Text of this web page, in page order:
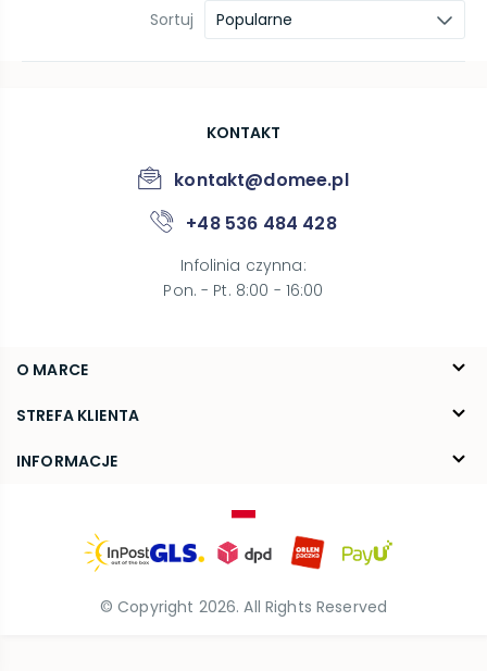
Sortuj Popularne
O MARCE
O nas
Blog
STREFA KLIENTA
FAQ
Reklamacje i zwroty
INFORMACJE
Polityka prywatności
KONTAKT
kontakt@domee.pl
+48 536 484 428
Infolinia czynna:
Pon. - Pt. 8:00 - 16:00
© Copyright 2026. All Rights Reserved